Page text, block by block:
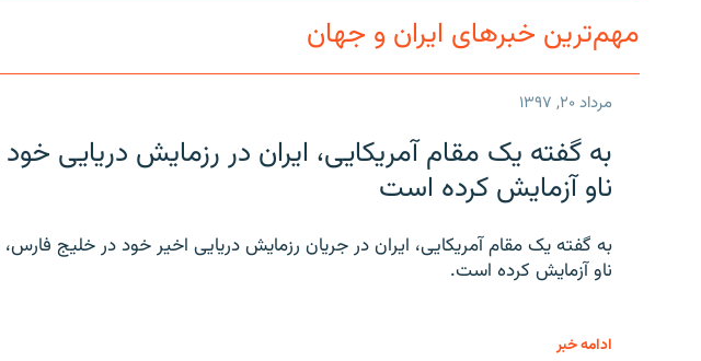
مهم‌ترین خبرهای ایران و جهان
مرداد ۲۰, ۱۳۹۷
به گفته یک مقام آمریکایی، ایران در رزمایش دریایی
ناو آزمایش کرده است
به گفته یک مقام آمریکایی، ایران در جریان رزمایش دریایی اخیر خود در خلیج
ناو آزمایش کرده است.
ادامه خبر